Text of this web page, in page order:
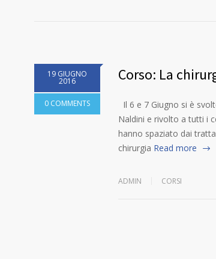
19 GIUGNO
2016
0 COMMENTS
Corso: La
Il 6 e 7 Giugno si è
Naldini e rivolto a tutti i
hanno spaziato dai
chirurgia Read more
ADMIN CORSI